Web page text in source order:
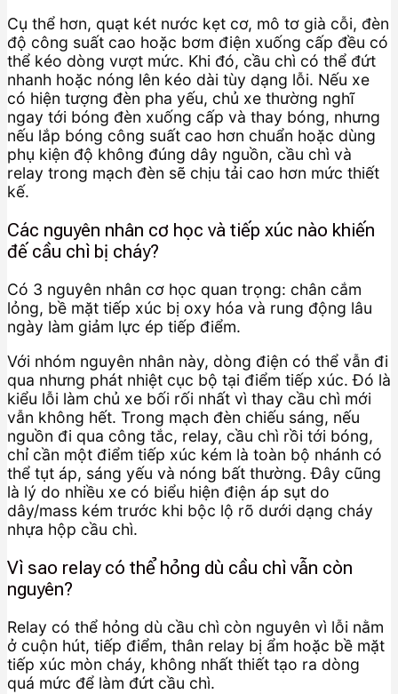
Cụ thể hơn, quạt két nước kẹt cơ, mô tơ già cỗi, đèn
độ công suất cao hoặc bơm điện xuống cấp đều có
thể kéo dòng vượt mức. Khi đó, cầu chì có thể đứt
nhanh hoặc nóng lên kéo dài tùy dạng lỗi. Nếu xe
có hiện tượng đèn pha yếu, chủ xe thường nghĩ
ngay tới bóng đèn xuống cấp và thay bóng, nhưng
nếu lắp bóng công suất cao hơn chuẩn hoặc dùng
phụ kiện độ không đúng dây nguồn, cầu chì và
relay trong mạch đèn sẽ chịu tải cao hơn mức thiết
kế.
Các nguyên nhân cơ học và tiếp xúc nào khiến
đế cầu chì bị cháy?
Có 3 nguyên nhân cơ học quan trọng: chân cắm
lỏng, bề mặt tiếp xúc bị oxy hóa và rung động lâu
ngày làm giảm lực ép tiếp điểm.
Với nhóm nguyên nhân này, dòng điện có thể vẫn đi
qua nhưng phát nhiệt cục bộ tại điểm tiếp xúc. Đó là
kiểu lỗi làm chủ xe bối rối nhất vì thay cầu chì mới
vẫn không hết. Trong mạch đèn chiếu sáng, nếu
nguồn đi qua công tắc, relay, cầu chì rồi tới bóng,
chỉ cần một điểm tiếp xúc kém là toàn bộ nhánh có
thể tụt áp, sáng yếu và nóng bất thường. Đây cũng
là lý do nhiều xe có biểu hiện điện áp sụt do
dây/mass kém trước khi bộc lộ rõ dưới dạng cháy
nhựa hộp cầu chì.
Vì sao relay có thể hỏng dù cầu chì vẫn còn
nguyên?
Relay có thể hỏng dù cầu chì còn nguyên vì lỗi nằm
ở cuộn hút, tiếp điểm, thân relay bị ẩm hoặc bề mặt
tiếp xúc mòn cháy, không nhất thiết tạo ra dòng
quá mức để làm đứt cầu chì.